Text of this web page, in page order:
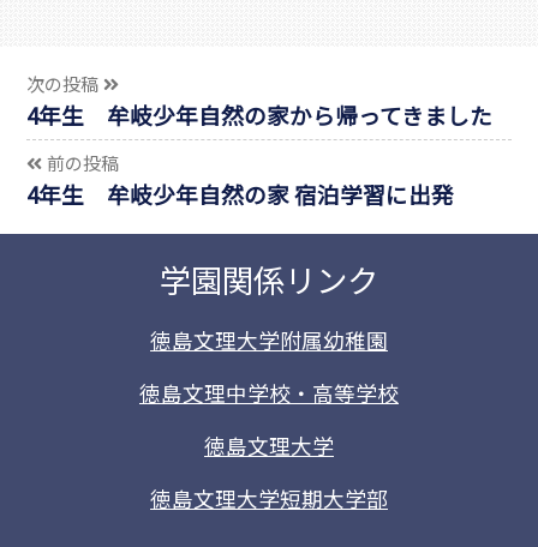
次の投稿
4年生 牟岐少年自然の家から帰ってきました
前の投稿
4年生 牟岐少年自然の家 宿泊学習に出発
学園関係リンク
徳島文理大学附属幼稚園
徳島文理中学校・高等学校
徳島文理大学
徳島文理大学短期大学部